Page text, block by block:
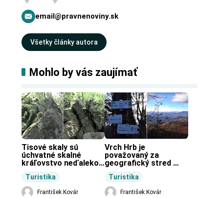
email@pravnenoviny.sk
Všetky články autora
Mohlo by vás zaujímať
Turistika
Tisové skaly sú
úchvatné skalné
kráľovstvo neďaleko
František Kovár
Turistika
Vrch Hrb je
považovaný za
geografický stred
František Kovár